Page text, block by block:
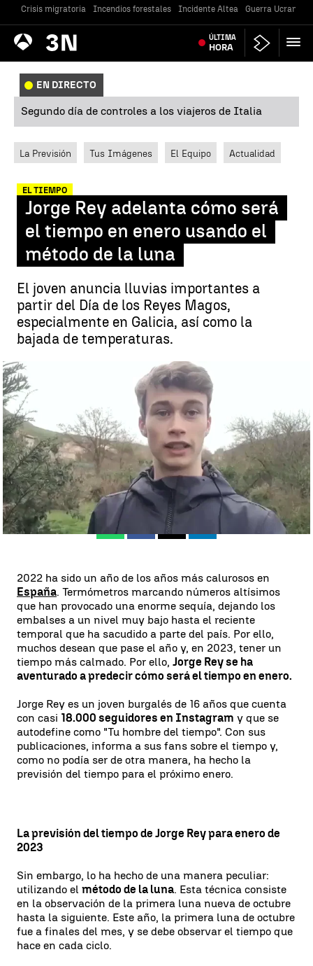
Crisis migratoria Incendios forestales Incidente Altea Guerra Ucrania
Antena
3 Noticias ÚLTIMA
HORA
EN DIRECTO
Segundo día de controles a los viajeros de Italia
La Previsión Tus Imágenes El Equipo Actualidad
EL TIEMPO
Jorge Rey adelanta cómo será
el tiempo en enero usando el
método de la luna
El joven anuncia lluvias importantes a
partir del Día de los Reyes Magos,
especialmente en Galicia, así como la
bajada de temperaturas.
Jorge Rey adelanta cómo será el tiempo en enero |
adelanta cómo será el tiempo en enero
Álvaro Perreau
Publicado:30 de diciembre de 2022, 06:05
WhatsappFacebook
X Linkedin
2022 ha sido un año de los años más calurosos en
España. Termómetros marcando números altísimos
que han provocado una enorme sequía, dejando los
embalses a un nivel muy bajo hasta el reciente
temporal que ha sacudido a parte del país. Por ello,
muchos desean que pase el año y, en 2023, tener un
tiempo más calmado. Por ello, Jorge Rey se ha
aventurado a predecir cómo será el tiempo en enero.
Jorge Rey es un joven burgalés de 16 años que cuenta
con casi 18.000 seguidores en Instagram y que se
autodefine como "Tu hombre del tiempo". Con sus
publicaciones, informa a sus fans sobre el tiempo y,
como no podía ser de otra manera, ha hecho la
previsión del tiempo para el próximo enero.
La previsión del tiempo de Jorge Rey para enero de
2023
Sin embargo, lo ha hecho de una manera peculiar:
utilizando el método de la luna. Esta técnica consiste
en la observación de la primera luna nueva de octubre
hasta la siguiente. Este año, la primera luna de octubre
fue a finales del mes, y se debe observar el tiempo que
hace en cada ciclo.